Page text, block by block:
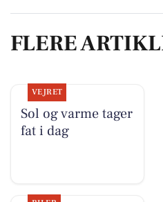
FLERE
VEJRET
Sol og varme tager
fat i dag